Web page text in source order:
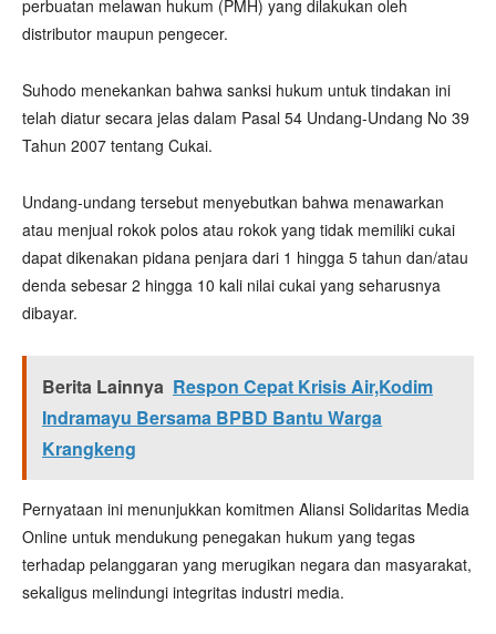
perbuatan melawan hukum (PMH) yang dilakukan oleh
distributor maupun pengecer.
Suhodo menekankan bahwa sanksi hukum untuk tindakan ini
telah diatur secara jelas dalam Pasal 54 Undang-Undang No 39
Tahun 2007 tentang Cukai.
Undang-undang tersebut menyebutkan bahwa menawarkan
atau menjual rokok polos atau rokok yang tidak memiliki cukai
dapat dikenakan pidana penjara dari 1 hingga 5 tahun dan/atau
denda sebesar 2 hingga 10 kali nilai cukai yang seharusnya
dibayar.
Berita Lainnya Respon Cepat Krisis Air,Kodim
Indramayu Bersama BPBD Bantu Warga
Krangkeng
Pernyataan ini menunjukkan komitmen Aliansi Solidaritas Media
Online untuk mendukung penegakan hukum yang tegas
terhadap pelanggaran yang merugikan negara dan masyarakat,
sekaligus melindungi integritas industri media.